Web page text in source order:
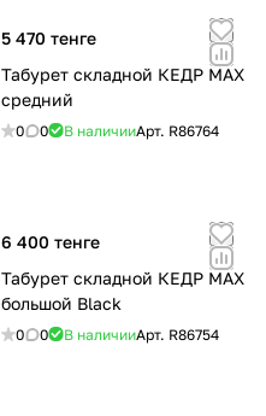
5 470 тенге
Табурет складной КЕДР МАХ
средний
0 0 В наличииАрт. R86764
6 400 тенге
Табурет складной КЕДР МАХ
большой Black
0 0 В наличииАрт. R86754